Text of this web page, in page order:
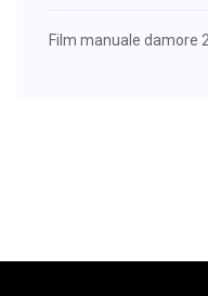
Film manuale damore 2